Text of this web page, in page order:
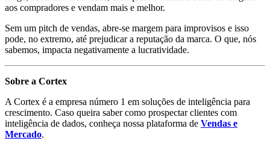
aos compradores e vendam mais e melhor.
Sem um pitch de vendas, abre-se margem para improvisos e isso
pode, no extremo, até prejudicar a reputação da marca. O que, nós
sabemos, impacta negativamente a lucratividade.
Sobre a Cortex
A Cortex é a empresa número 1 em soluções de inteligência para
crescimento. Caso queira saber como prospectar clientes com
inteligência de dados, conheça nossa plataforma de Vendas e
Mercado.